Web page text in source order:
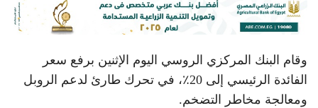
وقام البنك المركزي الروسي اليوم الإثنين برفع سعر
الفائدة الرئيسي إلى 20٪، في تحرك طارئ لدعم الروبل
ومعالجة مخاطر التضخم.